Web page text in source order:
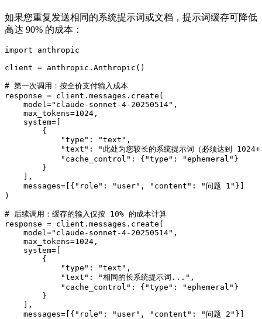
如果您重复发送相同的系统提示词或文档，提示词缓存可降低
高达 90% 的成本：
import anthropic
client = anthropic.Anthropic()
# 第一次调用：按全价支付输入成本
response = client.messages.create(
    model="claude-sonnet-4-20250514",
    max_tokens=1024,
    system=[
        {
            "type": "text",
"text": "此处为您较长的系统提示词（必须达到
            "cache_control": {"type": "ephemeral"}
        }
    ],
    messages=[{"role": "user", "content": "问题 1"}]
)
# 后续调用：缓存的输入仅按 10% 的成本计算
response = client.messages.create(
    model="claude-sonnet-4-20250514",
    max_tokens=1024,
    system=[
        {
            "type": "text",
            "text": "相同的长系统提示词...",
            "cache_control": {"type": "ephemeral"}
        }
    ],
    messages=[{"role": "user", "content": "问题 2"}]